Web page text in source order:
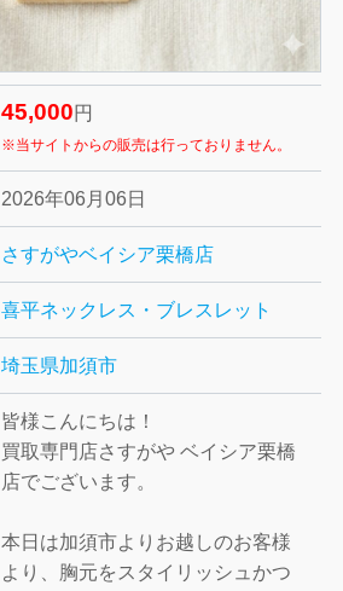
45,000 円
※当サイトからの販売は行っておりません。
2026年06月06日
さすがやベイシア栗橋店
喜平ネックレス・ブレスレット
埼玉県加須市
皆様こんにちは！
買取専門店さすがや ベイシア栗橋
店でございます。
本日は加須市よりお越しのお客様
より、胸元をスタイリッシュかつ